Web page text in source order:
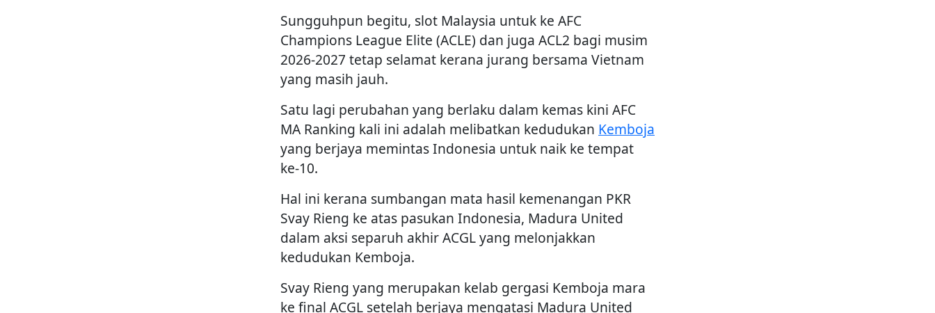
Sungguhpun begitu, slot Malaysia untuk ke AFC
Champions League Elite (ACLE) dan juga ACL2 bagi musim
2026-2027 tetap selamat kerana jurang bersama Vietnam
yang masih jauh.
Satu lagi perubahan yang berlaku dalam kemas kini AFC
MA Ranking kali ini adalah melibatkan kedudukan Kemboja
yang berjaya memintas Indonesia untuk naik ke tempat
ke-10.
Hal ini kerana sumbangan mata hasil kemenangan PKR
Svay Rieng ke atas pasukan Indonesia, Madura United
dalam aksi separuh akhir ACGL yang melonjakkan
kedudukan Kemboja.
Svay Rieng yang merupakan kelab gergasi Kemboja mara
ke final ACGL setelah berjaya mengatasi Madura United